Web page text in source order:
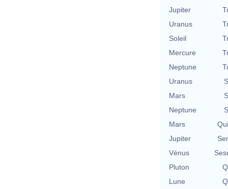
Jupiter
Uranus
Soleil
Mercure
Neptune
Uranus
Mars
Neptune
Mars
Jupiter
Vénus
Pluton
Lune